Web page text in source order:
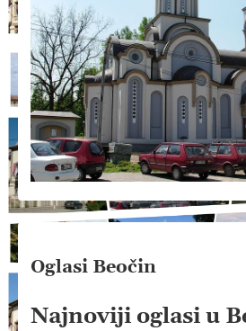
Oglasi Beočin
Najnoviji oglasi u